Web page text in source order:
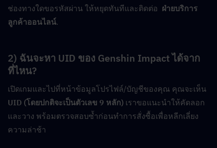
ช่องทางใดขอรหัสผ่าน ให้หยุดทันทีและติดต่อ ฝ่ายบริการ
ลูกค้าออนไลน์.
2) ฉันจะหา UID ของ Genshin Impact ได้จาก
ที่ไหน?
UID (โดยปกติจะเป็นตัวเลข 9 หลัก) เราขอแนะนำให้คัดลอก
และวาง พร้อมตรวจสอบซ้ำก่อนทำการสั่งซื้อเพื่อหลีกเลี่ยง
ความล่าช้า